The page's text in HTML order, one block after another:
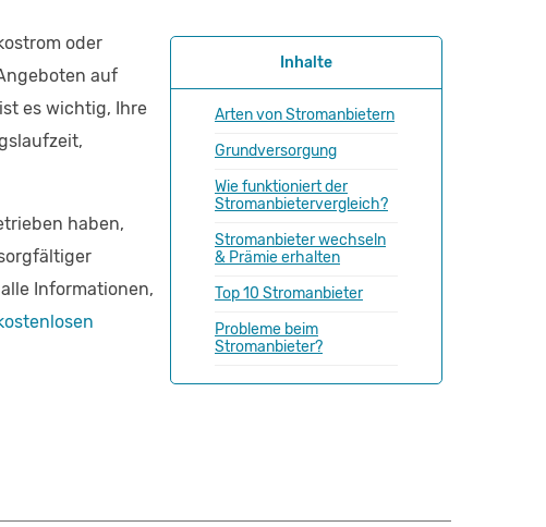
Inhalte
Arten von Stromanbietern
Grundversorgung
Wie funktioniert der
Stromanbietervergleich?
Stromanbieter wechseln
& Prämie erhalten
Top 10 Stromanbieter
Probleme beim
Stromanbieter?
oder
auf
es wichtig, Ihre
haben,
Informationen,